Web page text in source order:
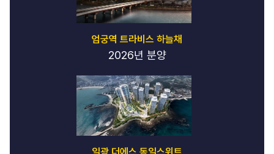
엄궁역 트라비스 하늘채
2026년 분양